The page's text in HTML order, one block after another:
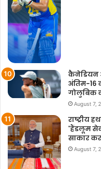
कैनेडियन
अंतिम-16
गोलुबिक
August 7,
राष्ट्रीय
'हैंडलूम
साकार
August 7,